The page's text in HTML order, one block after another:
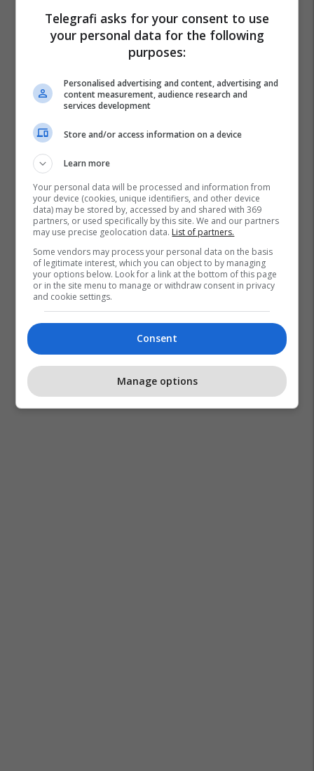
Telegrafi asks for your consent to use
your personal data for the following
purposes:
Personalised advertising and content, advertising and
content measurement, audience research and
services development
Store and/or access information on a device
Learn more
Your personal data will be processed and information from
your device (cookies, unique identifiers, and other device
data) may be stored by, accessed by and shared with 369
partners, or used specifically by this site. We and our partners
may use precise geolocation data. List of partners.
Some vendors may process your personal data on the basis
of legitimate interest, which you can object to by managing
your options below. Look for a link at the bottom of this page
or in the site menu to manage or withdraw consent in privacy
and cookie settings.
Consent
Manage options